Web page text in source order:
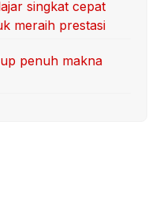
singkat cepat
meraih prestasi
penuh makna